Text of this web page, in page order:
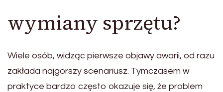
wymiany sprzętu?
Wiele osób, widząc pierwsze objawy awarii, od razu
zakłada najgorszy scenariusz. Tymczasem w
praktyce bardzo często okazuje się, że problem